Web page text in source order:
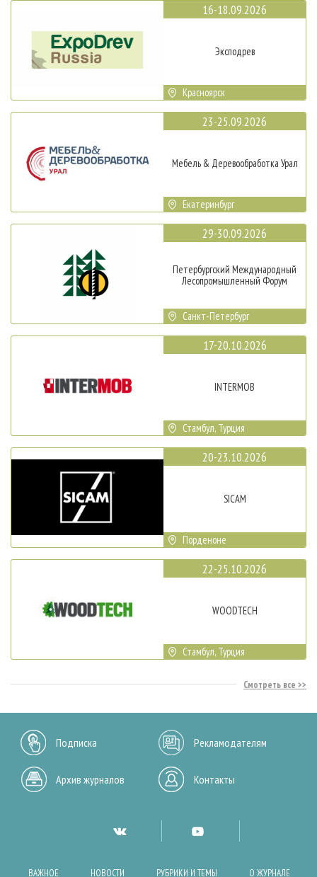
16-18.09.2026
Эксподрев
Красноярск
23-25.09.2026
Мебель & Деревообработка Урал
Екатеринбург
29-30.09.2026
Петербургский Международный
Лесопромышленный Форум
Санкт-Петербург
17-20.10.2026
INTERMOB
Стамбул, Турция
20-23.10.2026
SICAM
Порденоне
22-25.10.2026
WOODTECH
Стамбул, Турция
Смотреть все
Подписка Рекламодателям
Архив журналов Контакты
ВАЖНОЕ НОВОСТИ РУБРИКИ И ТЕМЫ О ЖУРНАЛЕ